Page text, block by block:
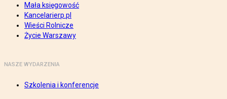
Mała księgowość
Kancelarierp.pl
Wieści Rolnicze
Życie Warszawy
NASZE WYDARZENIA
Szkolenia i konferencje